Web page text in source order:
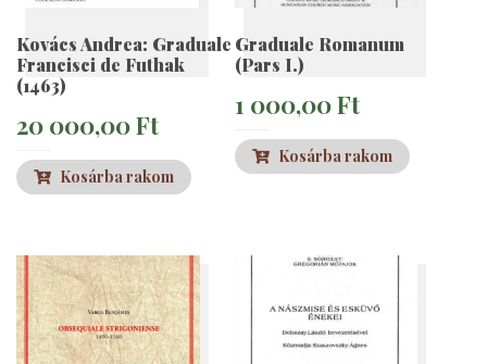
Kovács Andrea: Graduale
Francisci de Futhak
(1463)
20 000,00Ft
Kosárba rakom
Graduale Romanum
(Pars I.)
1 000,00Ft
Kosárba rakom